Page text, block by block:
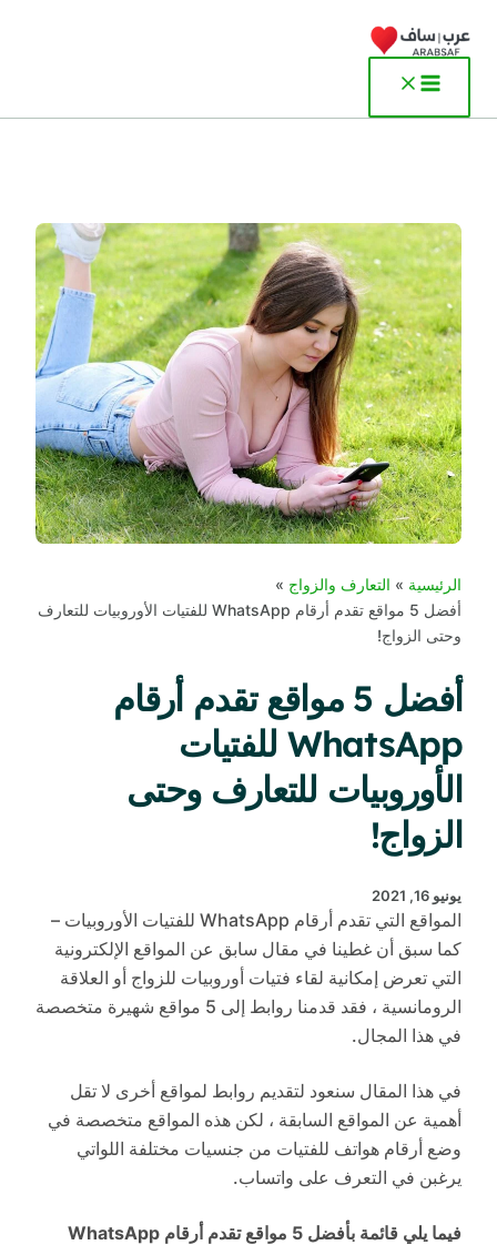
المحتوى
الرئيسية
التعارف والزواج
أفضل 5 مواقع تقدم أرقام WhatsApp للفتيات الأوروبيات للتعارف
وحتى الزواج!
أفضل 5 مواقع تقدم أرقام
WhatsApp للفتيات
الأوروبيات للتعارف وحتى
الزواج!
يونيو 16, 2021
المواقع التي تقدم أرقام WhatsApp للفتيات الأوروبيات –
كما سبق أن غطينا في مقال سابق عن المواقع الإلكترونية
التي تعرض إمكانية لقاء فتيات أوروبيات للزواج أو العلاقة
الرومانسية ، فقد قدمنا ​​روابط إلى 5 مواقع شهيرة متخصصة
في هذا المجال.
في هذا المقال سنعود لتقديم روابط لمواقع أخرى لا تقل
أهمية عن المواقع السابقة ، لكن هذه المواقع متخصصة في
وضع أرقام هواتف للفتيات من جنسيات مختلفة اللواتي
يرغبن في التعرف على واتساب.
فيما يلي قائمة بأفضل 5 مواقع تقدم أرقام WhatsApp